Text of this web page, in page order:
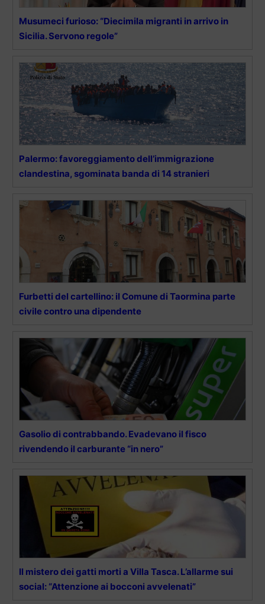
Musumeci furioso: “Diecimila migranti in arrivo in
Sicilia. Servono regole”
Palermo: favoreggiamento dell’immigrazione
clandestina, sgominata banda di 14 stranieri
Furbetti del cartellino: il Comune di Taormina parte
civile contro una dipendente
Gasolio di contrabbando. Evadevano il fisco
rivendendo il carburante “in nero”
Il mistero dei gatti morti a Villa Tasca. L’allarme sui
social: “Attenzione ai bocconi avvelenati”